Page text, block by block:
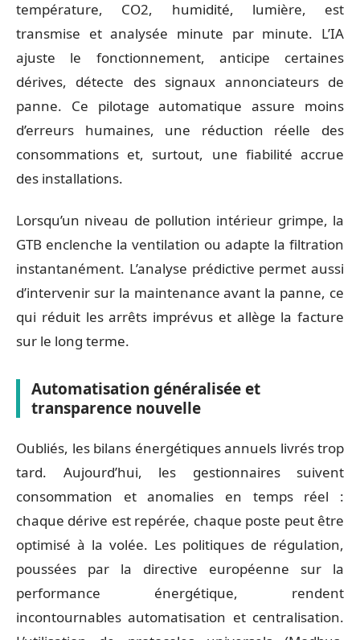
température, CO2, humidité, lumière, est
transmise et analysée minute par minute. L’IA
ajuste le fonctionnement, anticipe certaines
dérives, détecte des signaux annonciateurs de
panne. Ce pilotage automatique assure moins
d’erreurs humaines, une réduction réelle des
consommations et, surtout, une fiabilité accrue
des installations.
Lorsqu’un niveau de pollution intérieur grimpe, la
GTB enclenche la ventilation ou adapte la filtration
instantanément. L’analyse prédictive permet aussi
d’intervenir sur la maintenance avant la panne, ce
qui réduit les arrêts imprévus et allège la facture
sur le long terme.
Automatisation généralisée et
transparence nouvelle
Oubliés, les bilans énergétiques annuels livrés trop
tard. Aujourd’hui, les gestionnaires suivent
consommation et anomalies en temps réel :
chaque dérive est repérée, chaque poste peut être
optimisé à la volée. Les politiques de régulation,
poussées par la directive européenne sur la
performance énergétique, rendent
incontournables automatisation et centralisation.